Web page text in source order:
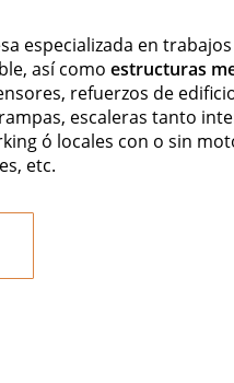
especializada en
así como estructuras
refuerzos de
escaleras tanto
ó locales con o sin
etc.